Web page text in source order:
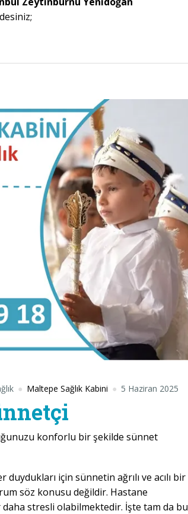
Maltepe Sağlık Kabini 5 Haziran 2025
konforlu bir şekilde sünnet
için sünnetin ağrılı ve acılı bir
söz konusu değildir. Hastane
daha stresli olabilmektedir. İşte tam da bu